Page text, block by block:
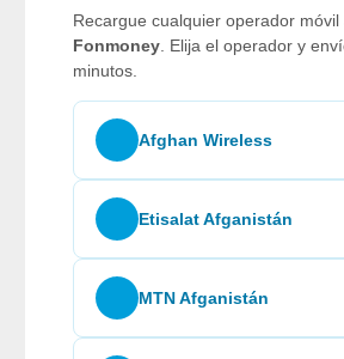
Recargue cualquier operador móvil
Fonmoney. Elija el operador y
minutos.
Afghan Wireless
Etisalat Afganistán
MTN Afganistán